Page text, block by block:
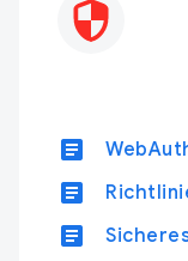
article
article
article